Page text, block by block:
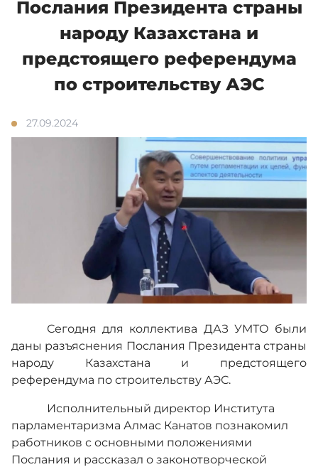
Противодействие коррупции
Версия для слабовидящих
Послания Президента страны
народу Казахстана и
предстоящего референдума
по строительству АЭС
27.09.2024
Сегодня для коллектива ДАЗ УМТО были
даны разъяснения Послания Президента страны
народу Казахстана и предстоящего
референдума по строительству АЭС.
Исполнительный директор Института
парламентаризма Алмас Канатов познакомил
работников с основными положениями
Послания и рассказал о законотворческой